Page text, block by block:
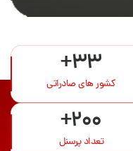
+33
کشور های صادراتی
+200
تعداد پرسنل